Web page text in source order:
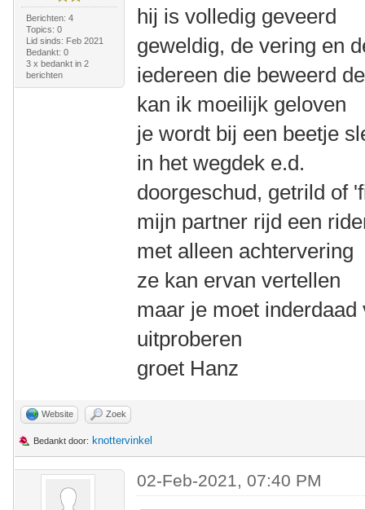
Berichten: 4
Topics: 0
Lid sinds: Feb 2021
Bedankt: 0
3 x bedankt in 2
berichten
hij is volledig geveerd
geweldig, de vering en
iedereen die beweerd
kan ik moeilijk geloven
je wordt bij een beetje
in het wegdek e.d.
doorgeschud, getrild of
mijn partner rijd een
met alleen achtervering
ze kan ervan vertellen
maar je moet
uitproberen
groet Hanz
Website Zoek
Bedankt door: knottervinkel
02-Feb-2021, 07:40 PM